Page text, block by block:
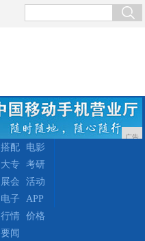
广告
搭配
电影
大专
考研
展会
活动
电子
APP
行情
价格
要闻